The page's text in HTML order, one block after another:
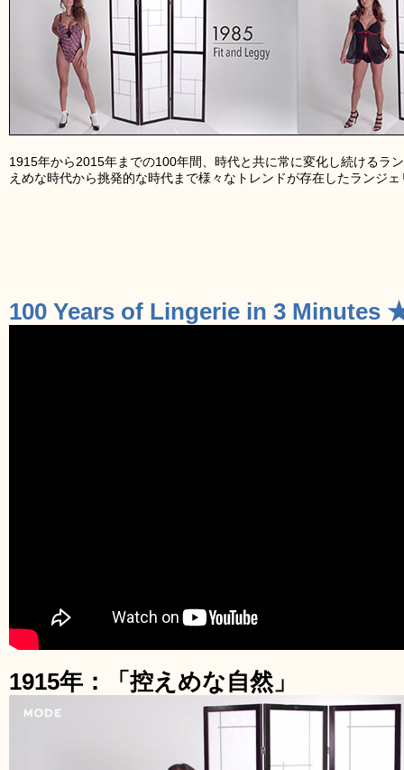
1915年から2015年までの100年間、時代と共に常に変化し続けるラ
えめな時代から挑発的な時代まで様々なトレンドが存在したランジ
100 Years of Lingerie in 3 Minutes
1915年：「控えめな自然」